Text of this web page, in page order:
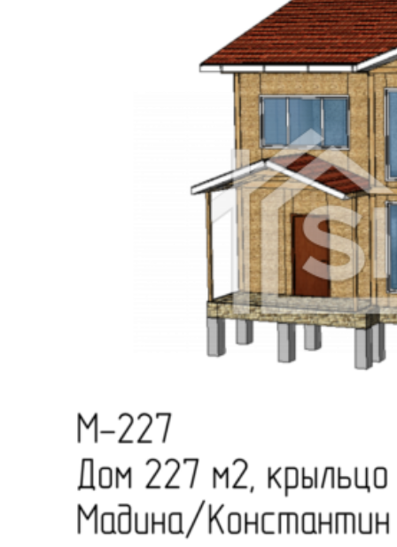
Каменск-Уральский
Новочеркасск
Златоуст
Хасавюрт
Северодвинск
Домодедово
Керчь
Миасс
Салават